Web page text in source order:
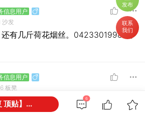
发布
联系
我们
信息用户
沙发
有几斤荷花烟丝。0423301998 短
信息用户
板凳
还有几斤荷花烟丝。0423301998.短
6
顶贴】...